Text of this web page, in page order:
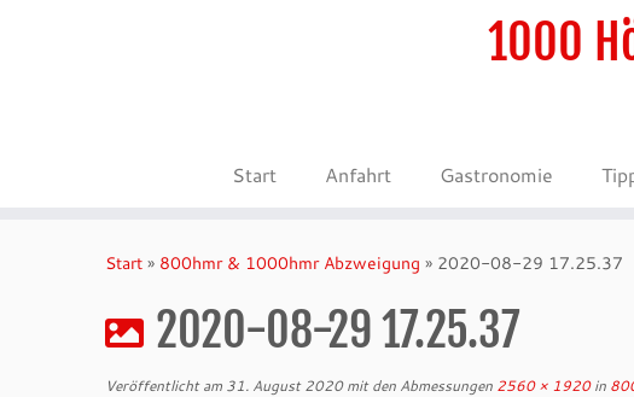
1000
Start Anfahrt Gastronomie
Start » 800hmr & 1000hmr Abzweigung » 2020-08-29 17.25.37
2020-08-29 17.25.37
Veröffentlicht am 31. August 2020mit den Abmessungen 2560 × 1920in